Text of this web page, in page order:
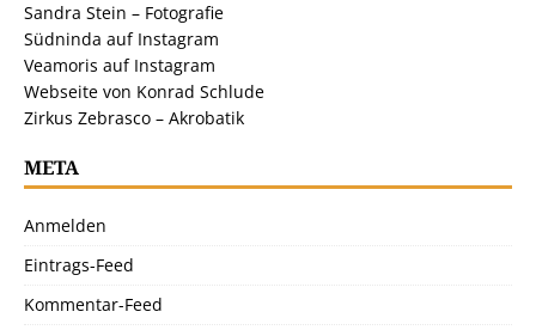
Sandra Stein – Fotografie
Südninda auf Instagram
Veamoris auf Instagram
Webseite von Konrad Schlude
Zirkus Zebrasco – Akrobatik
META
Anmelden
Eintrags-Feed
Kommentar-Feed